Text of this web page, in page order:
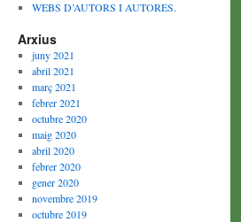
WEBS D’AUTORS I AUTORES.
Arxius
juny 2021
abril 2021
març 2021
febrer 2021
octubre 2020
maig 2020
abril 2020
febrer 2020
gener 2020
novembre 2019
octubre 2019